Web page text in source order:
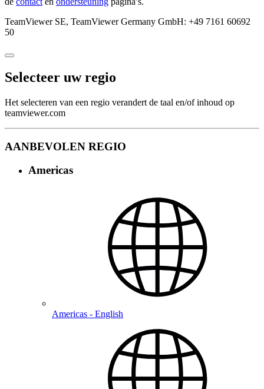
TeamViewer SE, TeamViewer Germany GmbH: +49 7161 60692
50
Selecteer uw regio
Het selecteren van een regio verandert de taal en/of inhoud op
teamviewer.com
AANBEVOLEN REGIO
Americas
Americas - English